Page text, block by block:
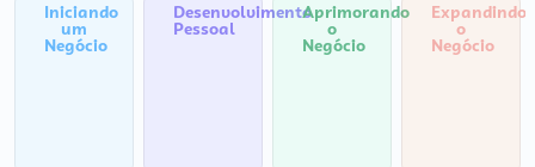
Iniciando
um
Negócio
Desenvolvimento
Pessoal
Aprimorando
o
Negócio
Expandindo
o
Negócio